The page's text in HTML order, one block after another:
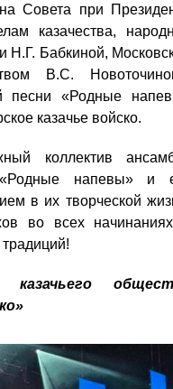
Совета при
казачества,
Н.Г. Бабкиной,
В.С.
песни «Родные
казачье войско.
коллектив
«Родные напевы» и
в их творческой
во всех
казачьего